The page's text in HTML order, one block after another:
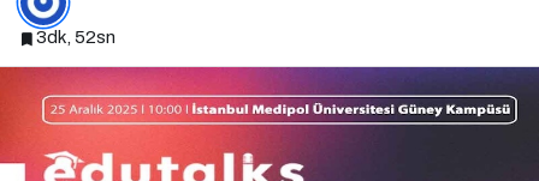
3dk, 52sn